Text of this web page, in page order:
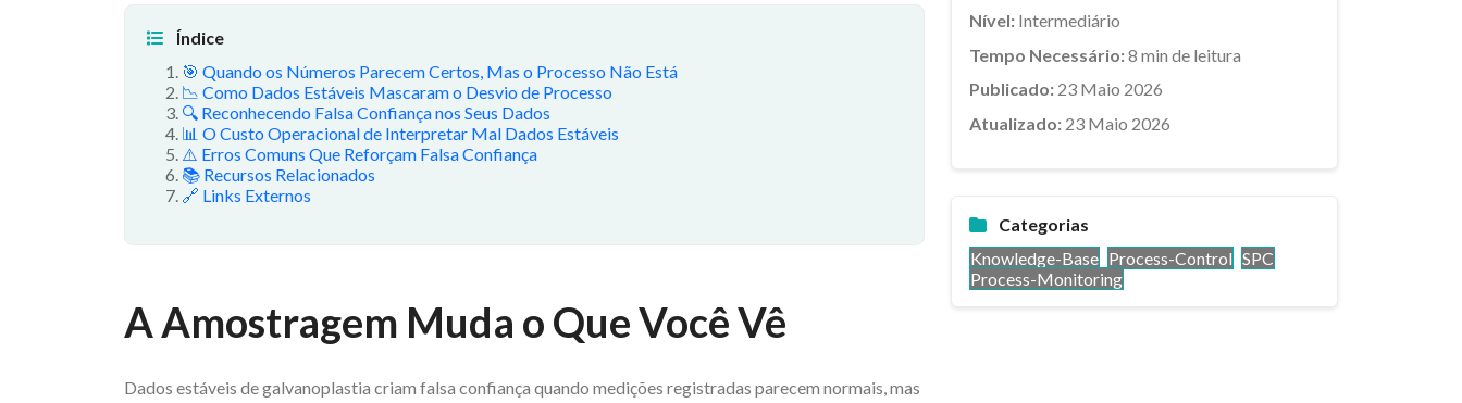
Índice
🎯 Quando os Números Parecem Certos, Mas o Processo Não Está
📉 Como Dados Estáveis Mascaram o Desvio de Processo
🔍 Reconhecendo Falsa Confiança nos Seus Dados
📊 O Custo Operacional de Interpretar Mal Dados Estáveis
⚠️ Erros Comuns Que Reforçam Falsa Confiança
📚 Recursos Relacionados
🔗 Links Externos
A Amostragem Muda o Que Você Vê
Dados estáveis de galvanoplastia criam falsa confiança quando medições registradas parecem normais, mas
Nível: Intermediário
Tempo Necessário:8 min de leitura
Publicado: 23 Maio 2026
Atualizado: 23 Maio 2026
Categorias
Knowledge-Base Process-Control SPC
Process-Monitoring